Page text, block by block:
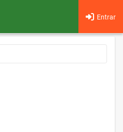
Entrar